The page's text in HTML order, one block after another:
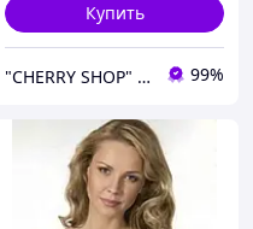
Купить
"CHERRY SHOP" Косметика, женская одежда и аксессуары 99%